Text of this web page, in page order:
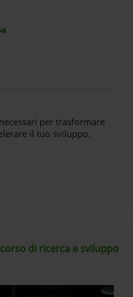
per trasformare
il tuo sviluppo.
di ricerca e sviluppo